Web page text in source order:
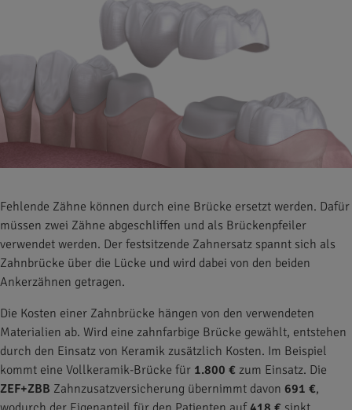
Fehlende Zähne können durch eine Brücke ersetzt werden. Dafür
müssen zwei Zähne abgeschliffen und als Brückenpfeiler
verwendet werden. Der festsitzende Zahnersatz spannt sich als
Zahnbrücke über die Lücke und wird dabei von den beiden
Ankerzähnen getragen.
Die Kosten einer Zahnbrücke hängen von den verwendeten
Materialien ab. Wird eine zahnfarbige Brücke gewählt, entstehen
durch den Einsatz von Keramik zusätzlich Kosten. Im Beispiel
kommt eine Vollkeramik-Brücke für 1.800 € zum Einsatz. Die
ZEF+ZBB Zahnzusatzversicherung übernimmt davon 691 €,